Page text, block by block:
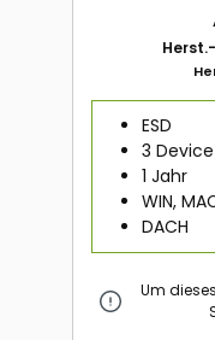
ESD
3 Device
1 Jahr
WIN,
DACH
Um